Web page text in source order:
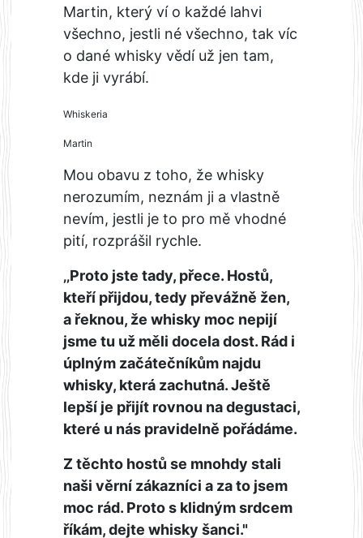
Martin, který ví o každé lahvi
všechno, jestli né všechno, tak víc
o dané whisky vědí už jen tam,
kde ji vyrábí.
Whiskeria
Martin
Mou obavu z toho, že whisky
nerozumím, neznám ji a vlastně
nevím, jestli je to pro mě vhodné
pití, rozprášil rychle.
‚‚Proto jste tady, přece. Hostů,
kteří přijdou, tedy převážně žen,
a řeknou, že whisky moc nepijí
jsme tu už měli docela dost. Rád i
úplným začátečníkům najdu
whisky, která zachutná. Ještě
lepší je přijít rovnou na degustaci,
které u nás pravidelně pořádáme.
Z těchto hostů se mnohdy stali
naši věrní zákazníci a za to jsem
moc rád. Proto s klidným srdcem
říkám, dejte whisky šanci."